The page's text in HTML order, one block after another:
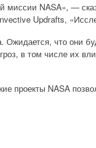
миссии NASA», —
Updrafts,
Ожидается, что они
в том числе их
проекты NASA